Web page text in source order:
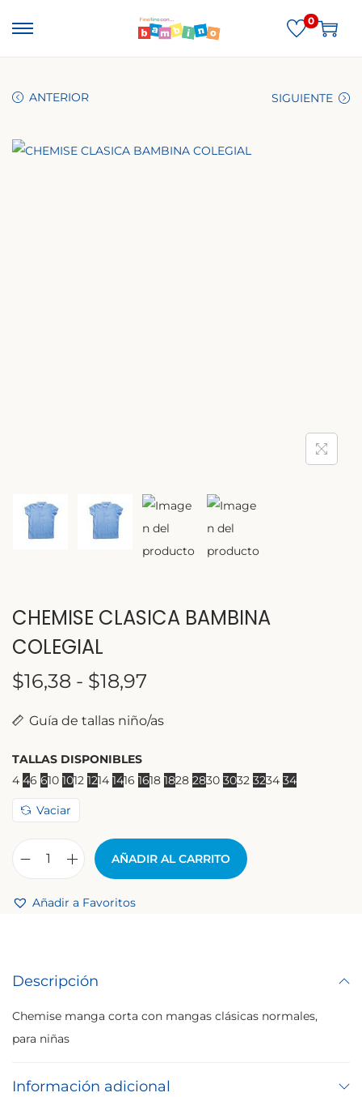
0
ANTERIOR SIGUIENTE
CHEMISE CLASICA BAMBINA
COLEGIAL
$16,38 - $18,97
Guía de tallas niño/as
TALLAS DISPONIBLES
4 46 610 1012 1214 1416 1618 1828 2830 3032 3234 34
Vaciar
AÑADIR AL CARRITO
Añadir a Favoritos
Descripción
Chemise manga corta con mangas clásicas normales,
para niñas
Información adicional